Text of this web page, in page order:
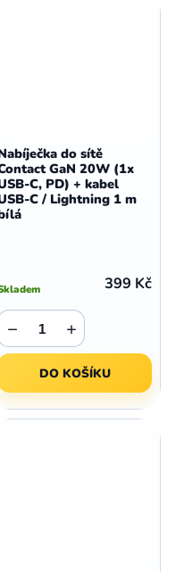
do sítě
GaN 20W (1x
C, PD) + kabel
C / Lightning 1 m
399 Kč
+
−
DO KOŠÍKU